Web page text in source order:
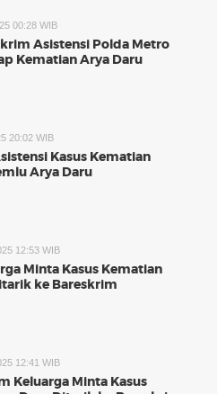
00:28 WIB
Asistensi Polda Metro
Kematian Arya Daru
20:02 WIB
Kasus Kematian
Arya Daru
12:53 WIB
Minta Kasus Kematian
ke Bareskrim
12:41 WIB
Keluarga Minta Kasus